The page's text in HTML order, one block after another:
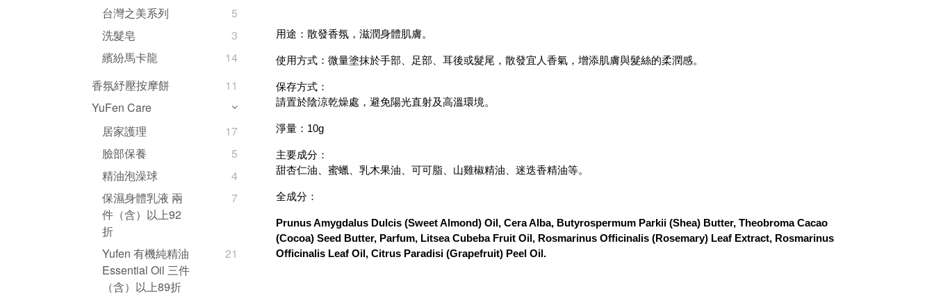
台灣之美系列
5
洗髮皂
3
繽紛馬卡龍
14
香氛紓壓按摩餅
11
YuFen Care
居家護理
17
臉部保養
5
精油泡澡球
4
保濕身體乳液 兩
件（含）以上92
折
7
Yufen 有機純精油
Essential Oil 三件
（含）以上89折
21
用途： 散發香氛，滋潤身體肌膚。
使用方式：微量塗抹於手部、足部、耳後或髮尾，散發宜人香氣，增添肌膚與髮絲的柔潤感。
保存方式：
請置於陰涼乾燥處，避免陽光直射及高溫環境。
淨量：10g
主要成分：
甜杏仁油、蜜蠟、乳木果油、可可脂、山雞椒精油、迷迭香精油等。
全成分：
Prunus Amygdalus Dulcis (Sweet Almond) Oil, Cera Alba, Butyrospermum Parkii (Shea) Butter, Theobroma Cacao
(Cocoa) Seed Butter, Parfum, Litsea Cubeba Fruit Oil, Rosmarinus Officinalis (Rosemary) Leaf Extract, Rosmarinus
Officinalis Leaf Oil, Citrus Paradisi (Grapefruit) Peel Oil.